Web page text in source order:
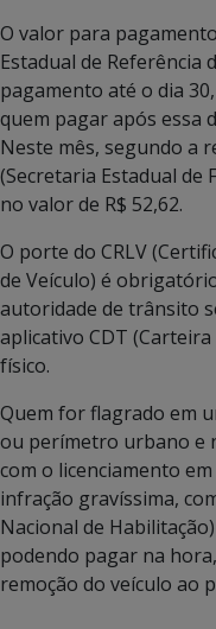
O valor para pagamento
Estadual de Referência
pagamento até o dia
quem pagar após essa
Neste mês, segundo a
(Secretaria Estadual de
no valor de R$ 52,62.
O porte do CRLV
de Veículo) é
autoridade de trânsito
aplicativo CDT
físico.
Quem for flagrado em
ou perímetro urbano e
com o licenciamento
infração gravíssima,
Nacional de
podendo pagar na
remoção do veículo ao